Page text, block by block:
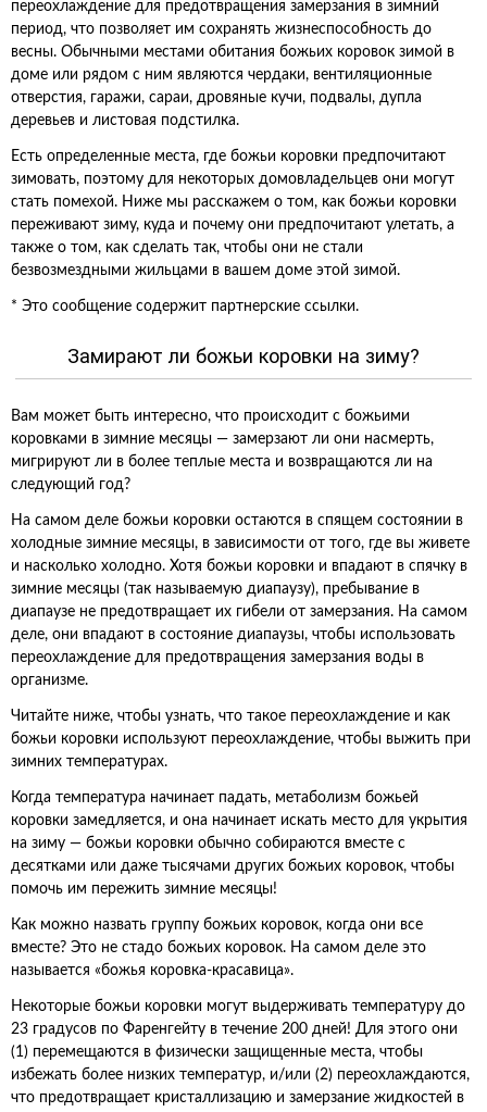
переохлаждение для предотвращения замерзания в зимний
период, что позволяет им сохранять жизнеспособность до
весны. Обычными местами обитания божьих коровок зимой в
доме или рядом с ним являются чердаки, вентиляционные
отверстия, гаражи, сараи, дровяные кучи, подвалы, дупла
деревьев и листовая подстилка.
Есть определенные места, где божьи коровки предпочитают
зимовать, поэтому для некоторых домовладельцев они могут
стать помехой. Ниже мы расскажем о том, как божьи коровки
переживают зиму, куда и почему они предпочитают улетать, а
также о том, как сделать так, чтобы они не стали
безвозмездными жильцами в вашем доме этой зимой.
* Это сообщение содержит партнерские ссылки.
Замирают ли божьи коровки на зиму?
Вам может быть интересно, что происходит с божьими
коровками в зимние месяцы — замерзают ли они насмерть,
мигрируют ли в более теплые места и возвращаются ли на
следующий год?
На самом деле божьи коровки остаются в спящем состоянии в
холодные зимние месяцы, в зависимости от того, где вы живете
и насколько холодно. Хотя божьи коровки и впадают в спячку в
зимние месяцы (так называемую диапаузу), пребывание в
диапаузе не предотвращает их гибели от замерзания. На самом
деле, они впадают в состояние диапаузы, чтобы использовать
переохлаждение для предотвращения замерзания воды в
организме.
Читайте ниже, чтобы узнать, что такое переохлаждение и как
божьи коровки используют переохлаждение, чтобы выжить при
зимних температурах.
Когда температура начинает падать, метаболизм божьей
коровки замедляется, и она начинает искать место для укрытия
на зиму — божьи коровки обычно собираются вместе с
десятками или даже тысячами других божьих коровок, чтобы
помочь им пережить зимние месяцы!
Как можно назвать группу божьих коровок, когда они все
вместе? Это не стадо божьих коровок. На самом деле это
называется «божья коровка-красавица».
Некоторые божьи коровки могут выдерживать температуру до
23 градусов по Фаренгейту в течение 200 дней! Для этого они
(1) перемещаются в физически защищенные места, чтобы
избежать более низких температур, и/или (2) переохлаждаются,
что предотвращает кристаллизацию и замерзание жидкостей в